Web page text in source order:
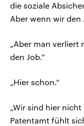
die soziale
Aber wenn wir den
„Aber man verliert
den Job.“
„Hier schon.“
„Wir sind hier
Patentamt fühlt